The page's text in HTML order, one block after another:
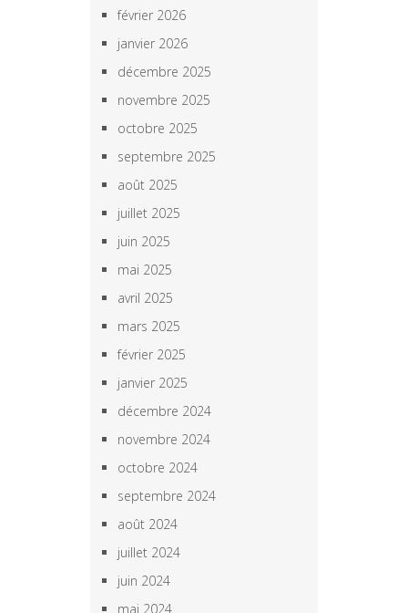
février 2026
janvier 2026
décembre 2025
novembre 2025
octobre 2025
septembre 2025
août 2025
juillet 2025
juin 2025
mai 2025
avril 2025
mars 2025
février 2025
janvier 2025
décembre 2024
novembre 2024
octobre 2024
septembre 2024
août 2024
juillet 2024
juin 2024
mai 2024